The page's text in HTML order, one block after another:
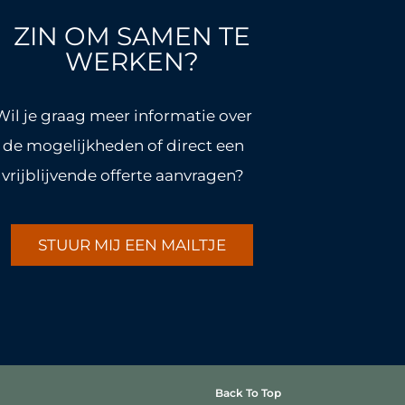
ZIN OM SAMEN TE
WERKEN?
je graag meer informatie over
de mogelijkheden of direct een
vrijblijvende offerte aanvragen?
STUUR MIJ EEN MAILTJE
Back To Top